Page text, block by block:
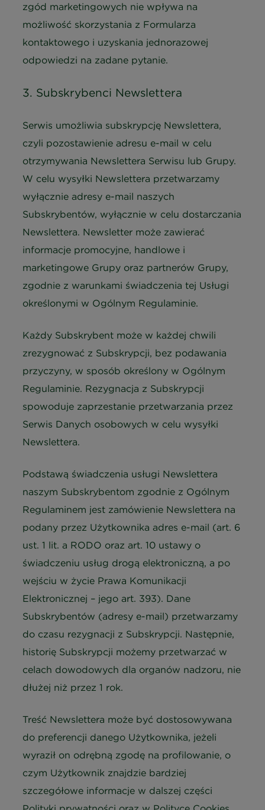
zgód marketingowych nie wpływa na
możliwość skorzystania z Formularza
kontaktowego i uzyskania jednorazowej
odpowiedzi na zadane pytanie.
3. Subskrybenci Newslettera
Serwis umożliwia subskrypcję Newslettera,
czyli pozostawienie adresu e-mail w celu
otrzymywania Newslettera Serwisu lub Grupy.
W celu wysyłki Newslettera przetwarzamy
wyłącznie adresy e-mail naszych
Subskrybentów, wyłącznie w celu dostarczania
Newslettera. Newsletter może zawierać
informacje promocyjne, handlowe i
marketingowe Grupy oraz partnerów Grupy,
zgodnie z warunkami świadczenia tej Usługi
określonymi w Ogólnym Regulaminie.
Każdy Subskrybent może w każdej chwili
zrezygnować z Subskrypcji, bez podawania
przyczyny, w sposób określony w Ogólnym
Regulaminie. Rezygnacja z Subskrypcji
spowoduje zaprzestanie przetwarzania przez
Serwis Danych osobowych w celu wysyłki
Newslettera.
Podstawą świadczenia usługi Newslettera
naszym Subskrybentom zgodnie z Ogólnym
Regulaminem jest zamówienie Newslettera na
podany przez Użytkownika adres e-mail (art. 6
ust. 1 lit. a RODO oraz art. 10 ustawy o
świadczeniu usług drogą elektroniczną, a po
wejściu w życie Prawa Komunikacji
Elektronicznej – jego art. 393). Dane
Subskrybentów (adresy e-mail) przetwarzamy
do czasu rezygnacji z Subskrypcji. Następnie,
historię Subskrypcji możemy przetwarzać w
celach dowodowych dla organów nadzoru, nie
dłużej niż przez 1 rok.
Treść Newslettera może być dostosowywana
do preferencji danego Użytkownika, jeżeli
wyraził on odrębną zgodę na profilowanie, o
czym Użytkownik znajdzie bardziej
szczegółowe informacje w dalszej części